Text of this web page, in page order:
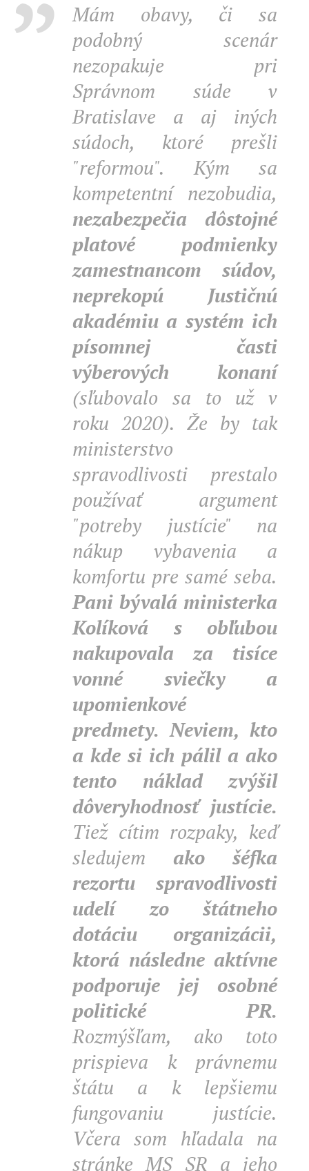
Mám obavy, či sa
podobný scenár
nezopakuje pri
Správnom súde v
Bratislave a aj iných
súdoch, ktoré prešli
"reformou". Kým sa
kompetentní nezobudia,
nezabezpečia dôstojné
platové podmienky
zamestnancom súdov,
neprekopú Justičnú
akadémiu a systém ich
písomnej časti
výberových konaní
(sľubovalo sa to už v
roku 2020). Že by tak
ministerstvo
spravodlivosti prestalo
používať argument
"potreby justície" na
nákup vybavenia a
komfortu pre samé seba.
Pani bývalá ministerka
Kolíková s obľubou
nakupovala za tisíce
vonné sviečky a
upomienkové
predmety. Neviem, kto
a kde si ich pálil a ako
tento náklad zvýšil
dôveryhodnosť justície.
Tiež cítim rozpaky, keď
sledujem ako šéfka
rezortu spravodlivosti
udelí zo štátneho
dotáciu organizácii,
ktorá následne aktívne
podporuje jej osobné
politické PR.
Rozmýšľam, ako toto
prispieva k právnemu
štátu a k lepšiemu
fungovaniu justície.
Včera som hľadala na
stránke MS SR a jeho